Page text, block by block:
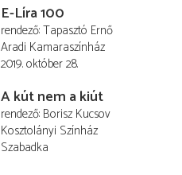
E-Líra 100
rendező Tapasztó Ernő
Aradi Kamaraszínház
2019. október 28.
A kút nem a kiút
rendező Borisz Kucsov
Kosztolányi Színház
Szabadka